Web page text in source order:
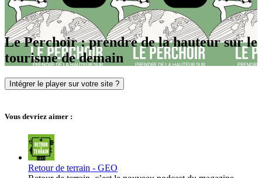
Le Perchoir : prendre de la hauteur sur le
tourisme de demain
Intégrer le player sur votre site ?
Vous devriez aimer :
Retour de terrain - GEO